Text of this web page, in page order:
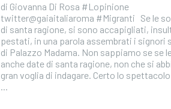
di Giovanna Di Rosa #Lopinione
twitter@gaiaitaliaroma #Migranti Se le
di santa ragione, si sono accapigliati,
pestati, in una parola assembrati i signori
di Palazzo Madama. Non sappiamo se se
anche date di santa ragione, non che si
gran voglia di indagare. Certo lo
...